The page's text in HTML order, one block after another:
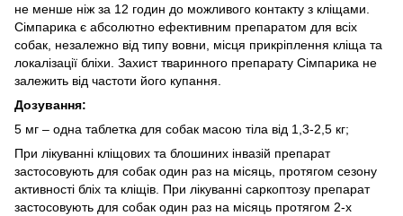
не менше ніж за 12 годин до можливого контакту з кліщами.
Сімпарика є абсолютно ефективним препаратом для всіх
собак, незалежно від типу вовни, місця прикріплення кліща та
локалізації бліхи. Захист тваринного препарату Сімпарика не
залежить від частоти його купання.
Дозування:
5 мг – одна таблетка для собак масою тіла від 1,3-2,5 кг;
При лікуванні кліщових та блошиних інвазій препарат
застосовують для собак один раз на місяць, протягом сезону
активності бліх та кліщів. При лікуванні саркоптозу препарат
застосовують для собак один раз на місяць протягом 2-х